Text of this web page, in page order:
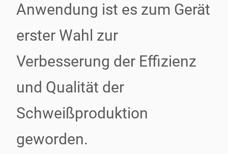
Anwendung ist es zum Gerät
erster Wahl zur
Verbesserung der Effizienz
und Qualität der
Schweißproduktion
geworden.